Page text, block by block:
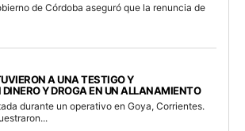
de Córdoba aseguró que la renuncia de
A UNA TESTIGO Y
Y DROGA EN UN ALLANAMIENTO
durante un operativo en Goya, Corrientes.